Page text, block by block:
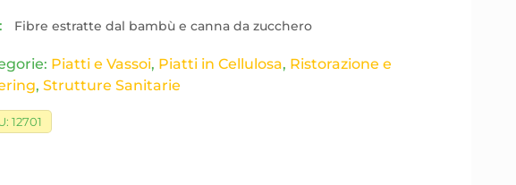
Fibre estratte dal bambù e canna da zucchero
Piatti e Vassoi, Piatti in Cellulosa, Ristorazione e
,Strutture Sanitarie
12701